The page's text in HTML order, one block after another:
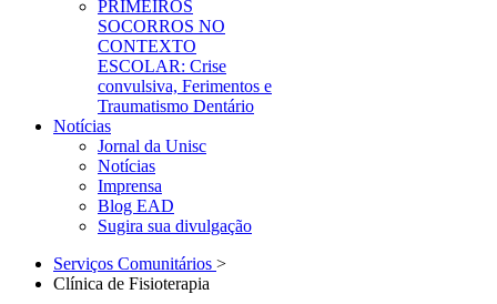
PRIMEIROS
SOCORROS NO
CONTEXTO
ESCOLAR: Crise
convulsiva, Ferimentos e
Traumatismo Dentário
Notícias
Jornal da Unisc
Notícias
Imprensa
Blog EAD
Sugira sua divulgação
Serviços Comunitários >
Clínica de Fisioterapia